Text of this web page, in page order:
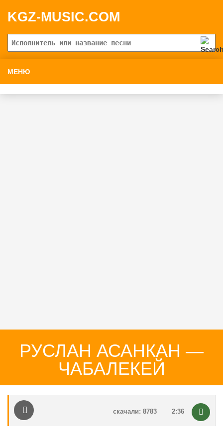
KGZ-MUSIC.COM
МЕНЮ
РУСЛАН АСАНКАН —
ЧАБАЛЕКЕЙ
2:36
скачали: 8783